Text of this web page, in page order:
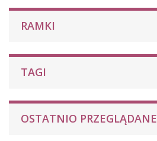
RAMKI
TAGI
OSTATNIO PRZEGLĄDANE